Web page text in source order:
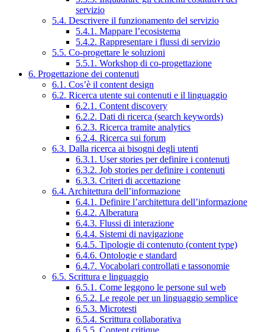
servizio
5.4. Descrivere il funzionamento del servizio
5.4.1. Mappare l’ecosistema
5.4.2. Rappresentare i flussi di servizio
5.5. Co-progettare le soluzioni
5.5.1. Workshop di co-progettazione
6. Progettazione dei contenuti
6.1. Cos’è il content design
6.2. Ricerca utente sui contenuti e il linguaggio
6.2.1. Content discovery
6.2.2. Dati di ricerca (search keywords)
6.2.3. Ricerca tramite analytics
6.2.4. Ricerca sui forum
6.3. Dalla ricerca ai bisogni degli utenti
6.3.1. User stories per definire i contenuti
6.3.2. Job stories per definire i contenuti
6.3.3. Criteri di accettazione
6.4. Architettura dell’informazione
6.4.1. Definire l’architettura dell’informazione
6.4.2. Alberatura
6.4.3. Flussi di interazione
6.4.4. Sistemi di navigazione
6.4.5. Tipologie di contenuto (content type)
6.4.6. Ontologie e standard
6.4.7. Vocabolari controllati e tassonomie
6.5. Scrittura e linguaggio
6.5.1. Come leggono le persone sul web
6.5.2. Le regole per un linguaggio semplice
6.5.3. Microtesti
6.5.4. Scrittura collaborativa
6.5.5. Content critique